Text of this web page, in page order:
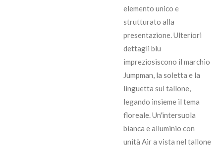
elemento unico e
strutturato alla
presentazione. Ulteriori
dettagli blu
impreziosiscono il marchio
Jumpman, la soletta e la
linguetta sul tallone,
legando insieme il tema
floreale. Un'intersuola
bianca e alluminio con
unità Air a vista nel tallone